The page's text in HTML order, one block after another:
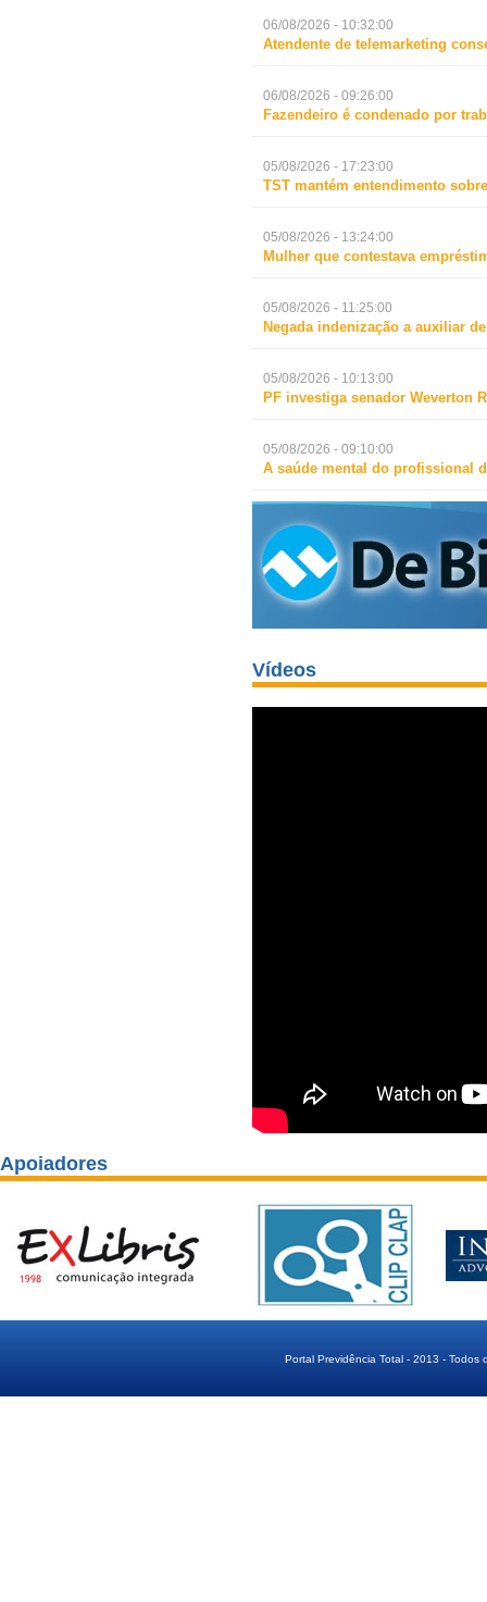
06/08/2026 - 10:32:00
Atendente de telemarketing
06/08/2026 - 09:26:00
Fazendeiro é condenado por
05/08/2026 - 17:23:00
TST mantém entendimento
05/08/2026 - 13:24:00
Mulher que contestava
05/08/2026 - 11:25:00
Negada indenização a auxiliar
05/08/2026 - 10:13:00
PF investiga senador Weverton
05/08/2026 - 09:10:00
A saúde mental do profissional
Vídeos
Apoiadores
Portal Previdência Total - 2013 - Todos